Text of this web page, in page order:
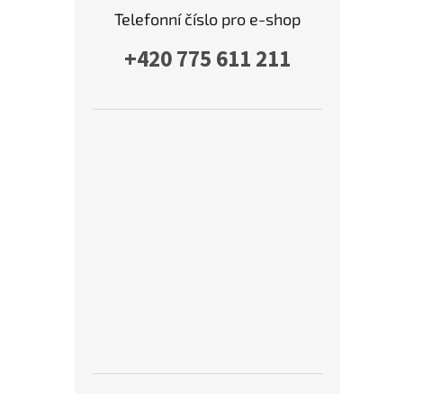
Telefonní číslo pro e-shop
+420 775 611 211